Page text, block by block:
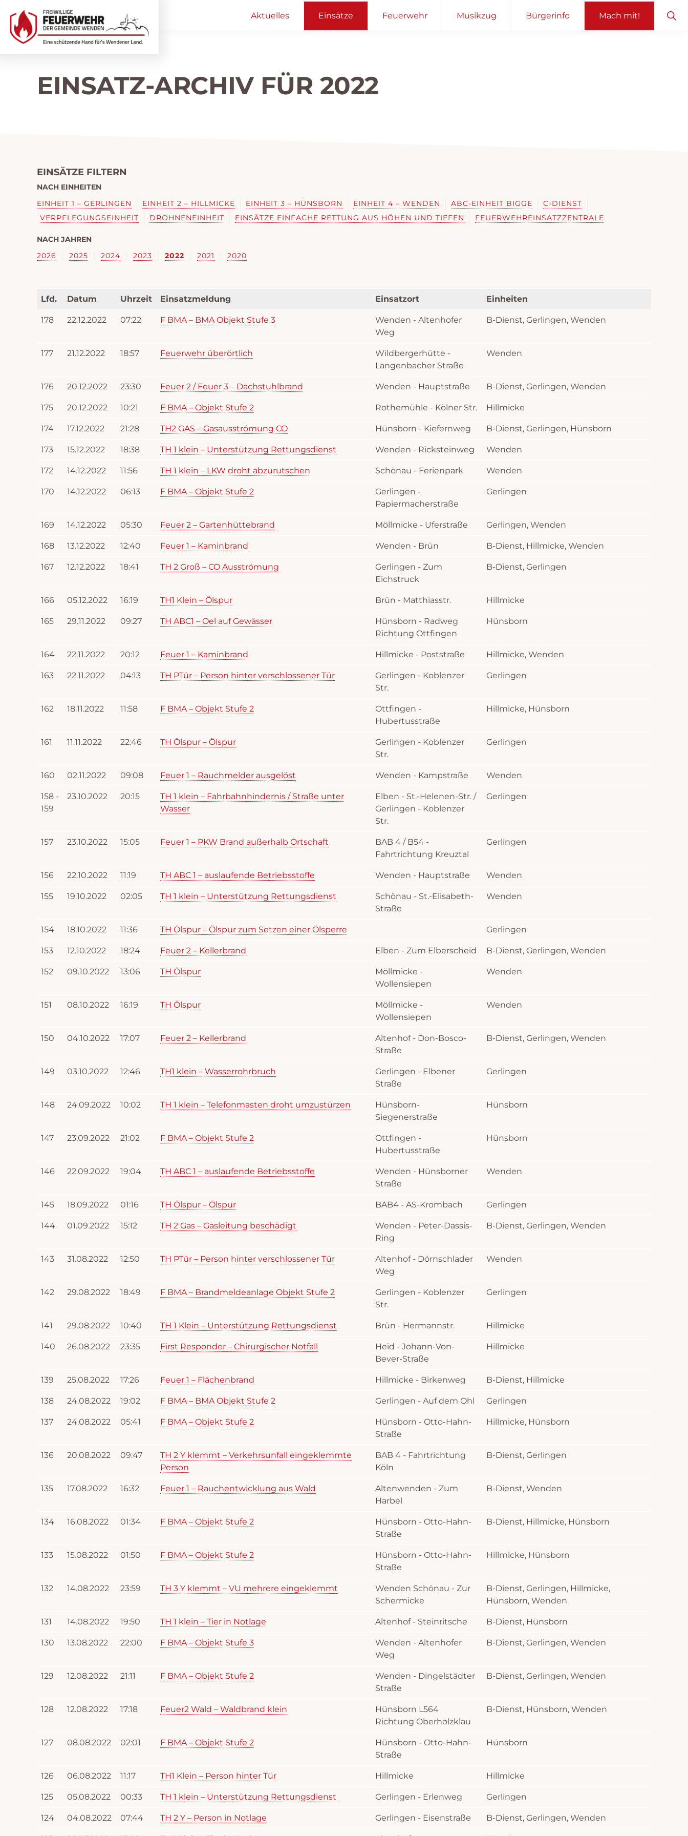
Hauptnavigation
springen
Inhalt
springen
Feuerwehr
Aktuelles Einsätze Feuerwehr Musikzug Bürgerinfo Mach mit!
EINSATZ-ARCHIV FÜR 2022
EINSÄTZE FILTERN
NACH EINHEITEN
EINHEIT 1 – GERLINGEN
EINHEIT 2 – HILLMICKE EINHEIT 3 – HÜNSBORN EINHEIT 4 – WENDEN ABC-EINHEIT BIGGE
C-DIENST
VERPFLEGUNGSEINHEIT
DROHNENEINHEIT EINSÄTZE EINFACHE RETTUNG AUS HÖHEN UND TIEFEN FEUERWEHREINSATZZENTRALE
NACH JAHREN
2026
2025 2024 2023 2022 2021 2020
Lfd. Datum Uhrzeit Einsatzmeldung Einsatzort Einheiten
178 22.12.2022 07:22 F BMA – BMA Objekt Stufe 3
Wenden - Altenhofer
Weg
B-Dienst, Gerlingen, Wenden
177 21.12.2022 18:57 Feuerwehr überörtlich
Wildbergerhütte -
Langenbacher Straße
Wenden
176 20.12.2022 23:30 Feuer 2 / Feuer 3 – Dachstuhlbrand Wenden - Hauptstraße B-Dienst, Gerlingen, Wenden
175 20.12.2022 10:21 F BMA – Objekt Stufe 2 Rothemühle - Kölner Str. Hillmicke
174 17.12.2022 21:28 TH2 GAS – Gasausströmung CO Hünsborn - Kiefernweg B-Dienst, Gerlingen, Hünsborn
173 15.12.2022 18:38 TH 1 klein – Unterstützung Rettungsdienst Wenden - Ricksteinweg Wenden
172 14.12.2022 11:56 TH 1 klein – LKW droht abzurutschen Schönau - Ferienpark Wenden
170 14.12.2022 06:13 F BMA – Objekt Stufe 2
Gerlingen -
Papiermacherstraße
Gerlingen
169 14.12.2022 05:30 Feuer 2 – Gartenhüttebrand Möllmicke - Uferstraße Gerlingen, Wenden
168 13.12.2022 12:40 Feuer 1 – Kaminbrand Wenden - Brün B-Dienst, Hillmicke, Wenden
167 12.12.2022 18:41 TH 2 Groß – CO Ausströmung
Gerlingen - Zum
Eichstruck
B-Dienst, Gerlingen
166 05.12.2022 16:19 TH1 Klein – Ölspur Brün - Matthiasstr. Hillmicke
165 29.11.2022 09:27 TH ABC1 – Oel auf Gewässer
Hünsborn - Radweg
Richtung Ottfingen
Hünsborn
164 22.11.2022 20:12 Feuer 1 – Kaminbrand Hillmicke - Poststraße Hillmicke, Wenden
163 22.11.2022 04:13 TH PTür – Person hinter verschlossener Tür
Gerlingen - Koblenzer
Str.
Gerlingen
162 18.11.2022 11:58 F BMA – Objekt Stufe 2
Ottfingen -
Hubertusstraße
Hillmicke, Hünsborn
161 11.11.2022 22:46 TH Ölspur – Ölspur
Gerlingen - Koblenzer
Str.
Gerlingen
160 02.11.2022 09:08 Feuer 1 – Rauchmelder ausgelöst Wenden - Kampstraße Wenden
158 -
159
23.10.2022 20:15
TH 1 klein – Fahrbahnhindernis / Straße unter
Wasser
Elben - St.-Helenen-Str. /
Gerlingen - Koblenzer
Str.
Gerlingen
157 23.10.2022 15:05 Feuer 1 – PKW Brand außerhalb Ortschaft
BAB 4 / B54 -
Fahrtrichtung Kreuztal
Gerlingen
156 22.10.2022 11:19 TH ABC 1 – auslaufende Betriebsstoffe Wenden - Hauptstraße Wenden
155 19.10.2022 02:05 TH 1 klein – Unterstützung Rettungsdienst
Schönau - St.-Elisabeth-
Straße
Wenden
154 18.10.2022 11:36 TH Ölspur – Ölspur zum Setzen einer Ölsperre Gerlingen
153 12.10.2022 18:24 Feuer 2 – Kellerbrand Elben - Zum Elberscheid B-Dienst, Gerlingen, Wenden
152 09.10.2022 13:06 TH Ölspur
Möllmicke -
Wollensiepen
Wenden
151 08.10.2022 16:19 TH Ölspur
Möllmicke -
Wollensiepen
Wenden
150 04.10.2022 17:07 Feuer 2 – Kellerbrand
Altenhof - Don-Bosco-
Straße
B-Dienst, Gerlingen, Wenden
149 03.10.2022 12:46 TH1 klein – Wasserrohrbruch
Gerlingen - Elbener
Straße
Gerlingen
148 24.09.2022 10:02 TH 1 klein – Telefonmasten droht umzustürzen
Hünsborn-
Siegenerstraße
Hünsborn
147 23.09.2022 21:02 F BMA – Objekt Stufe 2
Ottfingen -
Hubertusstraße
Hünsborn
146 22.09.2022 19:04 TH ABC 1 – auslaufende Betriebsstoffe
Wenden - Hünsborner
Straße
Wenden
145 18.09.2022 01:16 TH Ölspur – Ölspur BAB4 - AS-Krombach Gerlingen
144 01.09.2022 15:12 TH 2 Gas – Gasleitung beschädigt
Wenden - Peter-Dassis-
Ring
B-Dienst, Gerlingen, Wenden
143 31.08.2022 12:50 TH PTür – Person hinter verschlossener Tür
Altenhof - Dörnschlader
Weg
Wenden
142 29.08.2022 18:49 F BMA – Brandmeldeanlage Objekt Stufe 2
Gerlingen - Koblenzer
Str.
Gerlingen
141 29.08.2022 10:40 TH 1 Klein – Unterstützung Rettungsdienst Brün - Hermannstr. Hillmicke
140 26.08.2022 23:35 First Responder – Chirurgischer Notfall
Heid - Johann-Von-
Bever-Straße
Hillmicke
139 25.08.2022 17:26 Feuer 1 – Flächenbrand Hillmicke - Birkenweg B-Dienst, Hillmicke
138 24.08.2022 19:02 F BMA – BMA Objekt Stufe 2 Gerlingen - Auf dem Ohl Gerlingen
137 24.08.2022 05:41 F BMA – Objekt Stufe 2
Hünsborn - Otto-Hahn-
Straße
Hillmicke, Hünsborn
136 20.08.2022 09:47
TH 2 Y klemmt – Verkehrsunfall eingeklemmte
Person
BAB 4 - Fahrtrichtung
Köln
B-Dienst, Gerlingen
135 17.08.2022 16:32 Feuer 1 – Rauchentwicklung aus Wald
Altenwenden - Zum
Harbel
B-Dienst, Wenden
134 16.08.2022 01:34 F BMA – Objekt Stufe 2
Hünsborn - Otto-Hahn-
Straße
B-Dienst, Hillmicke, Hünsborn
133 15.08.2022 01:50 F BMA – Objekt Stufe 2
Hünsborn - Otto-Hahn-
Straße
Hillmicke, Hünsborn
132 14.08.2022 23:59 TH 3 Y klemmt – VU mehrere eingeklemmt
Wenden Schönau - Zur
Schermicke
B-Dienst, Gerlingen, Hillmicke,
Hünsborn, Wenden
131 14.08.2022 19:50 TH 1 klein – Tier in Notlage Altenhof - Steinritsche B-Dienst, Hünsborn
130 13.08.2022 22:00 F BMA – Objekt Stufe 3
Wenden - Altenhofer
Weg
B-Dienst, Gerlingen, Wenden
129 12.08.2022 21:11 F BMA – Objekt Stufe 2
Wenden - Dingelstädter
Straße
B-Dienst, Gerlingen, Wenden
128 12.08.2022 17:18 Feuer2 Wald – Waldbrand klein
Hünsborn L564
Richtung Oberholzklau
B-Dienst, Hünsborn, Wenden
127 08.08.2022 02:01 F BMA – Objekt Stufe 2
Hünsborn - Otto-Hahn-
Straße
Hünsborn
126 06.08.2022 11:17 TH1 Klein – Person hinter Tür Hillmicke Hillmicke
125 05.08.2022 00:33 TH 1 klein – Unterstützung Rettungsdienst Gerlingen - Erlenweg Gerlingen
124 04.08.2022 07:44 TH 2 Y – Person in Notlage Gerlingen - Eisenstraße B-Dienst, Gerlingen, Wenden